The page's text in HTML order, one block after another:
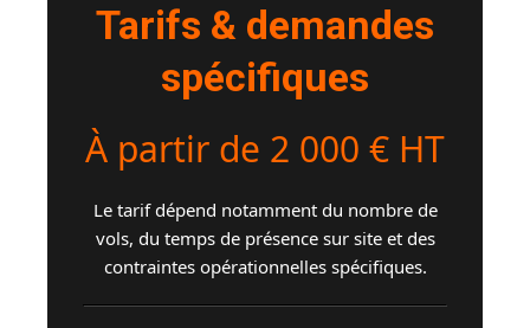
Tarifs & demandes
spécifiques
À partir de 2 000 € HT
Le tarif dépend notamment du nombre de
vols, du temps de présence sur site et des
contraintes opérationnelles spécifiques.